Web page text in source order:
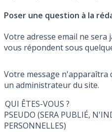
Poser une question à la
Votre adresse email ne sera
vous répondent sous
Votre message n'apparaîtra
un administrateur du site.
QUI ÊTES-VOUS ?
PSEUDO (SERA PUBLIÉ,
PERSONNELLES)